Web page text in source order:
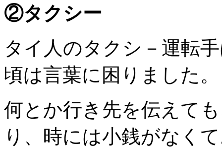
②タクシー
タイ人のタクシ－運転
頃は言葉に困りました。
何とか行き先を伝えて
り、時には小銭がなく